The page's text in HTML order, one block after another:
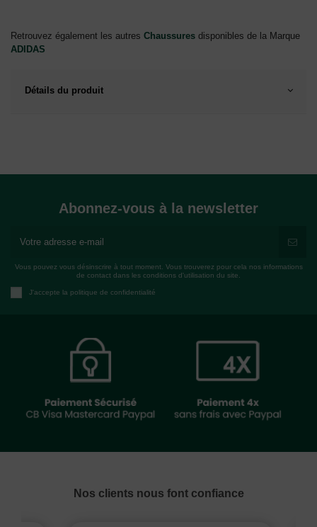
Retrouvez également les autres Chaussures disponibles de la Marque
ADIDAS
Détails du produit
Abonnez-vous à la newsletter
Vous pouvez vous désinscrire à tout moment. Vous trouverez pour cela nos informations
de contact dans les conditions d'utilisation du site.
J'accepte la politique de confidentialité
Nos clients nous font confiance